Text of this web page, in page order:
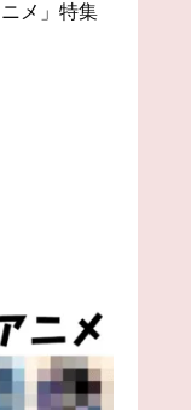
メ」特集